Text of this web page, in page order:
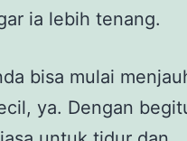
ia lebih tenang.
bisa mulai
ya. Dengan